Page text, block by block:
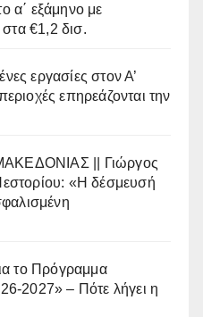
α΄ εξάμηνο με
€1,2 δισ.
εργασίες στον Α’
επηρεάζονται την
|| Γιώργος
«Η δέσμευσή
το Πρόγραμμα
2027» – Πότε λήγει η